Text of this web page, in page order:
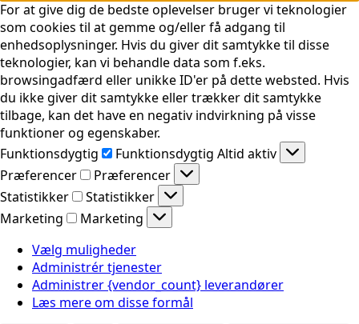
For at give dig de bedste oplevelser bruger vi teknologier
som cookies til at gemme og/eller få adgang til
enhedsoplysninger. Hvis du giver dit samtykke til disse
teknologier, kan vi behandle data som f.eks.
browsingadfærd eller unikke ID'er på dette websted. Hvis
du ikke giver dit samtykke eller trækker dit samtykke
tilbage, kan det have en negativ indvirkning på visse
funktioner og egenskaber.
Funktionsdygtig
Funktionsdygtig Altid aktiv
Præferencer
Præferencer
Statistikker
Statistikker
Marketing
Marketing
Vælg muligheder
Administrér tjenester
Administrer {vendor_count} leverandører
Læs mere om disse formål